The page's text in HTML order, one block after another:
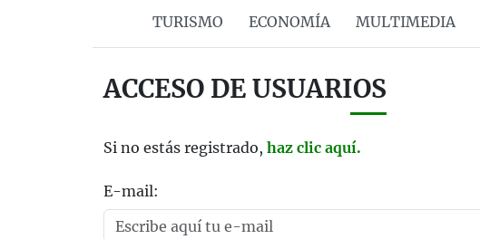
TURISMO ECONOMÍA MULTIMEDIA
ACCESO DE USUARIOS
Si no estás registrado, haz clic aquí.
E-mail: